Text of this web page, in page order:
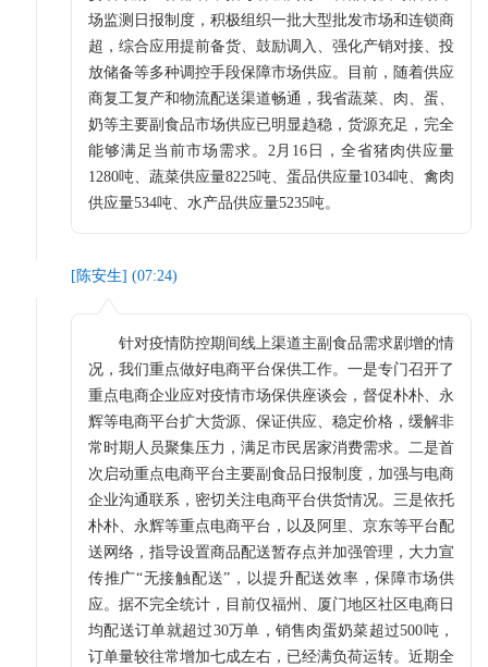
场监测日报制度，积极组织一批大型批发市场和连锁商
超，综合应用提前备货、鼓励调入、强化产销对接、投
放储备等多种调控手段保障市场供应。目前，随着供应
商复工复产和物流配送渠道畅通，我省蔬菜、肉、蛋、
奶等主要副食品市场供应已明显趋稳，货源充足，完全
能够满足当前市场需求。2月16日，全省猪肉供应量
1280吨、蔬菜供应量8225吨、蛋品供应量1034吨、禽肉
供应量534吨、水产品供应量5235吨。
[ 陈安生] (07:24)
针对疫情防控期间线上渠道主副食品需求剧增的情
况，我们重点做好电商平台保供工作。一是专门召开了
重点电商企业应对疫情市场保供座谈会，督促朴朴、永
辉等电商平台扩大货源、保证供应、稳定价格，缓解非
常时期人员聚集压力，满足市民居家消费需求。二是首
次启动重点电商平台主要副食品日报制度，加强与电商
企业沟通联系，密切关注电商平台供货情况。三是依托
朴朴、永辉等重点电商平台，以及阿里、京东等平台配
送网络，指导设置商品配送暂存点并加强管理，大力宣
传推广“无接触配送”，以提升配送效率，保障市场供
应。据不完全统计，目前仅福州、厦门地区社区电商日
均配送订单就超过30万单，销售肉蛋奶菜超过500吨，
订单量较往常增加七成左右，已经满负荷运转。近期全